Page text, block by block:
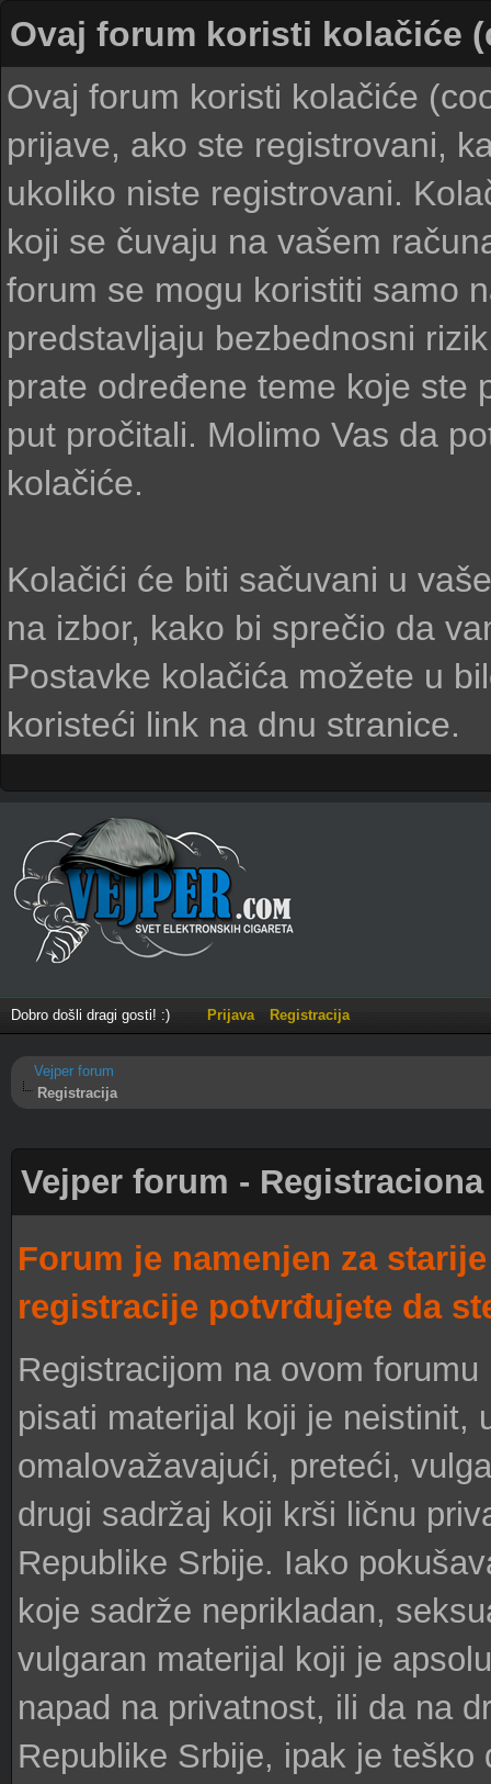
Ovaj forum koristi kolačiće
Ovaj forum koristi kolačiće
prijave, ako ste registrovani,
ukoliko niste registrovani.
koji se čuvaju na vašem
forum se mogu koristiti samo
predstavljaju bezbednosni
prate određene teme koje ste
put pročitali. Molimo Vas da
kolačiće.
Kolačići će biti sačuvani u
na izbor, kako bi sprečio da
Postavke kolačića možete u
koristeći link na dnu stranice.
Dobro došli dragi gosti! :) Prijava Registracija
Vejper forum
Registracija
Vejper forum -
Forum je namenjen za
registracije potvrđujete da
Registracijom na ovom
pisati materijal koji je neistinit,
omalovažavajući, preteći,
drugi sadržaj koji krši ličnu
Republike Srbije. Iako
koje sadrže neprikladan,
vulgaran materijal koji je
napad na privatnost, ili da na
Republike Srbije, ipak je